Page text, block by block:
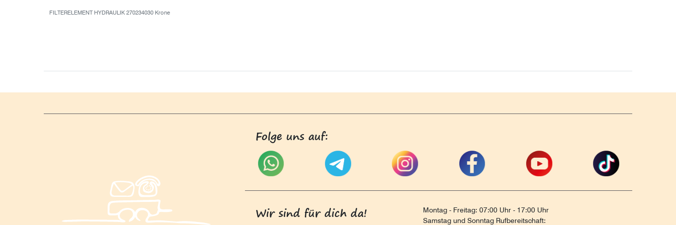
FILTERELEMENT HYDRAULIK 270234030 Krone
Folge uns auf:
Wir sind für dich da!
Montag - Freitag: 07:00 Uhr - 17:00 Uhr
Samstag und Sonntag Rufbereitschaft: